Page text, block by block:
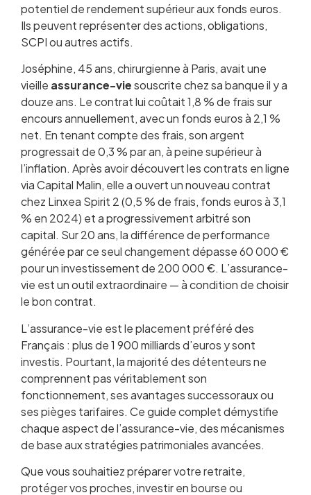
potentiel de rendement supérieur aux fonds euros.
Ils peuvent représenter des actions, obligations,
SCPI ou autres actifs.
Qu’est-ce que l’assurance-vie ? Définition et
fonctionnement
Le fonds euros : le compartiment sécurisé
Les unités de compte : investir en bourse via
l’assurance-vie
La fiscalité de l’assurance-vie : tous les
mécanismes
Assurance-vie et succession : l’outil de
transmission par excellence
Comment choisir son contrat d’assurance-vie
Les meilleures assurances-vie en 2026
Stratégies d’investissement dans l’assurance-
vie
Rachats, avances et arbitrages : gérer son
contrat
Les erreurs à éviter avec son assurance-vie
Optimiser son assurance-vie sur le long terme
Questions fréquentes
Joséphine, 45 ans, chirurgienne à Paris, avait une
vieille assurance-viesouscrite chez sa banque il y a
douze ans. Le contrat lui coûtait 1,8 % de frais sur
encours annuellement, avec un fonds euros à 2,1 %
net. En tenant compte des frais, son argent
progressait de 0,3 % par an, à peine supérieur à
l’inflation. Après avoir découvert les contrats en ligne
via Capital Malin, elle a ouvert un nouveau contrat
chez Linxea Spirit 2 (0,5 % de frais, fonds euros à 3,1
% en 2024) et a progressivement arbitré son
capital. Sur 20 ans, la différence de performance
générée par ce seul changement dépasse 60 000 €
pour un investissement de 200 000 €. L’assurance-
vie est un outil extraordinaire — à condition de choisir
le bon contrat.
L’assurance-vie est le placement préféré des
Français : plus de 1 900 milliards d’euros y sont
investis. Pourtant, la majorité des détenteurs ne
comprennent pas véritablement son
fonctionnement, ses avantages successoraux ou
ses pièges tarifaires. Ce guide complet démystifie
chaque aspect de l’assurance-vie, des mécanismes
de base aux stratégies patrimoniales avancées.
Que vous souhaitiez préparer votre retraite,
protéger vos proches, investir en bourse ou